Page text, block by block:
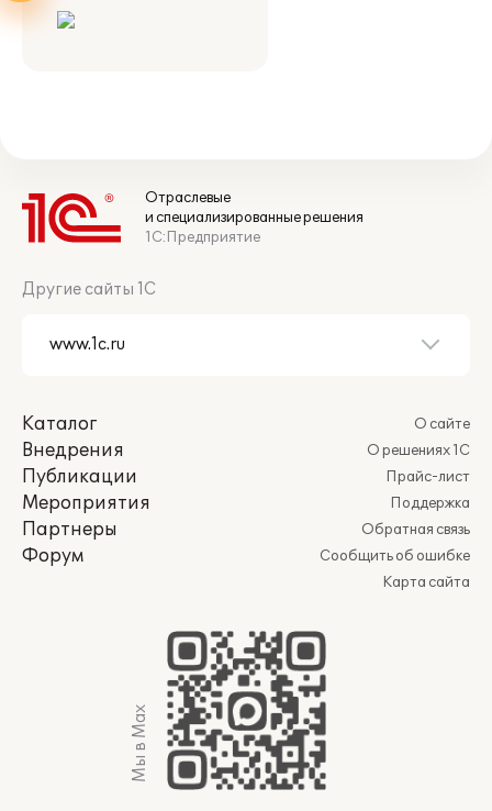
Отраслевые
и специализированные решения
1С:Предприятие
Другие сайты 1С
Каталог
Внедрения
Публикации
Мероприятия
Партнеры
Форум
О сайте
О решениях 1С
Прайс-лист
Поддержка
Обратная связь
Сообщить об ошибке
Карта сайта
Мы в Max